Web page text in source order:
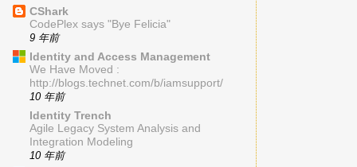
CShark
CodePlex says "Bye Felicia"
9 年前
Identity and Access Management
We Have Moved :
http://blogs.technet.com/b/iamsupport/
10 年前
Identity Trench
Agile Legacy System Analysis and
Integration Modeling
10 年前